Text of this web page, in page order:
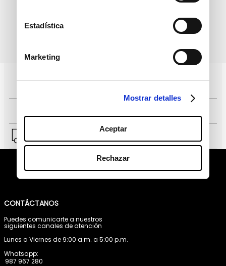
Estadística
Marketing
Mostrar detalles
Aceptar
Rechazar
datos personales
Envío a Lima y a provincias.
CONTÁCTANOS
Puedes comunicarte a nuestros
siguientes canales de atención
Lunes a Viernes de 9:00 a.m. a 5:00 p.m.
Whatsapp:
987 967 280